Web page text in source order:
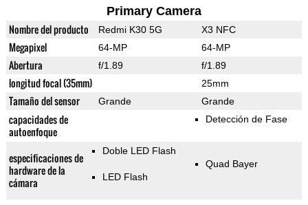
Primary Camera
Nombre del producto Redmi K30 5G X3 NFC
Megapixel 64-MP 64-MP
Abertura f/1.89 f/1.89
longitud focal (35mm) 25mm
Tamaño del sensor Grande Grande
capacidades de
autoenfoque
Detección de Fase
especificaciones de
hardware de la
cámara
Doble LED Flash
LED Flash
Quad Bayer